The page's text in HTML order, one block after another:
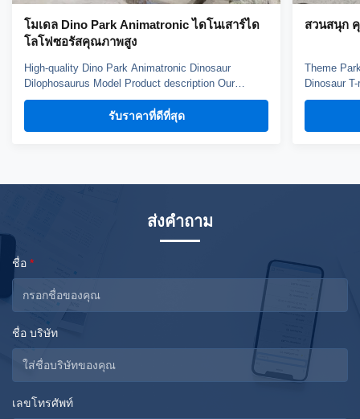
โมเดล Dino Park Animatronic ไดโนเสาร์ได
โลโฟซอรัสคุณภาพสูง
High-quality Dino Park Animatronic Dinosaur
Dilophosaurus Model Product description Our
animatronic dinos adopt high density sponge,
national standerd steel, durable motors and elastic
fiber silicone skin. Waterproof, resistant to high
รับราคาที่ดีที่สุด
สวนสนุก
Theme
Dinosaur
fiber
ส่งคำถาม
ชื่อ *
ชื่อ บริษัท
เลขโทรศัพท์